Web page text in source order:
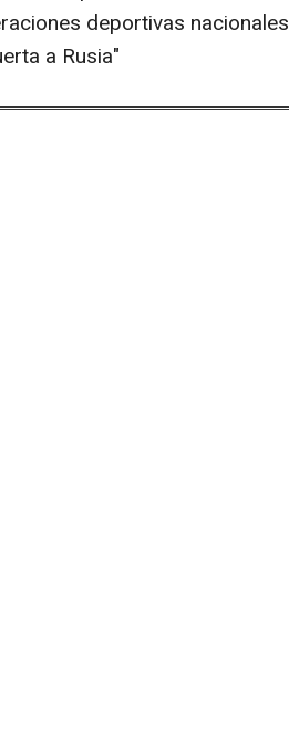
deportivas nacionales
a Rusia"